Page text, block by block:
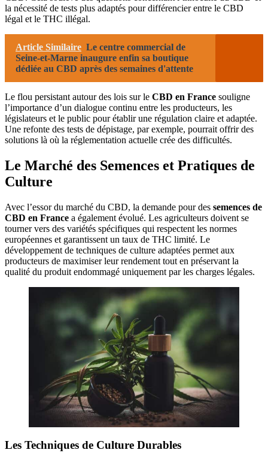
la nécessité de tests plus adaptés pour différencier entre le CBD
légal et le THC illégal.
Article Similaire Le centre commercial de
Seine-et-Marne inaugure enfin sa boutique
dédiée au CBD après des semaines d'attente
Le flou persistant autour des lois sur le CBD en France souligne
l’importance d’un dialogue continu entre les producteurs, les
législateurs et le public pour établir une régulation claire et adaptée.
Une refonte des tests de dépistage, par exemple, pourrait offrir des
solutions là où la réglementation actuelle crée des difficultés.
Le Marché des Semences et Pratiques de
Culture
Avec l’essor du marché du CBD, la demande pour des semences de
CBD en France a également évolué. Les agriculteurs doivent se
tourner vers des variétés spécifiques qui respectent les normes
européennes et garantissent un taux de THC limité. Le
développement de techniques de culture adaptées permet aux
producteurs de maximiser leur rendement tout en préservant la
qualité du produit endommagé uniquement par les charges légales.
Les Techniques de Culture Durables